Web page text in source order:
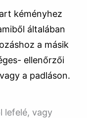
kéményhez
általában
a másik
ellenőrzői
a padláson.
lefelé, vagy